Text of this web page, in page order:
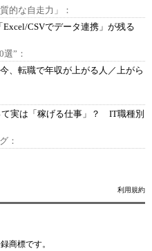
的な自走力」：
Excel/CSVでデータ連携」が残る
”：
、転職で年収が上がる人／上がら
て実は「稼げる仕事」？ IT職種別
：
利用規約
商標です。